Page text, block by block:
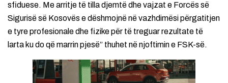
sfiduese. Me arritje të tilla djemtë dhe vajzat e Forcës së
Sigurisë së Kosovës e dëshmojnë në vazhdimësi përgatitjen
e tyre profesionale dhe fizike për të treguar rezultate të
larta ku do që marrin pjesë” thuhet në njoftimin e FSK-së.